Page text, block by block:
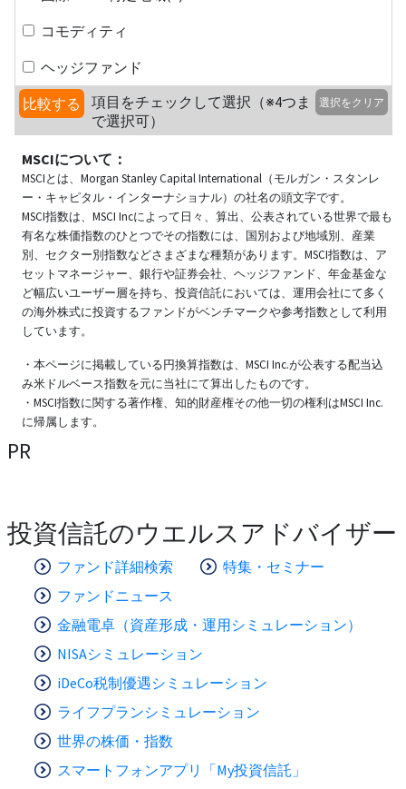
コモディティ
ヘッジファンド
比較する
項目をチェックして選択（※4つま
で選択可）
選択をクリア
MSCIについて：
MSCIとは、Morgan Stanley Capital International（モルガン・スタンレ
ー・キャピタル・インターナショナル）の社名の頭文字です。
MSCI指数は、MSCI Incによって日々、算出、公表されている世界で最も
有名な株価指数のひとつでその指数には、国別および地域別、産業
別、セクター別指数などさまざまな種類があります。MSCI指数は、ア
セットマネージャー、銀行や証券会社、ヘッジファンド、年金基金な
ど幅広いユーザー層を持ち、投資信託においては、運用会社にて多く
の海外株式に投資するファンドがベンチマークや参考指数として利用
しています。
・本ページに掲載している円換算指数は、MSCI Inc.が公表する配当込
み米ドルベース指数を元に当社にて算出したものです。
・MSCI指数に関する著作権、知的財産権その他一切の権利はMSCI Inc.
に帰属します。
PR
投資信託のウエルスアドバイザー
ファンド詳細検索
特集・セミナー
ファンドニュース
金融電卓（資産形成・運用シミュレーション）
NISAシミュレーション
iDeCo税制優遇シミュレーション
ライフプランシミュレーション
世界の株価・指数
スマートフォンアプリ「My投資信託」